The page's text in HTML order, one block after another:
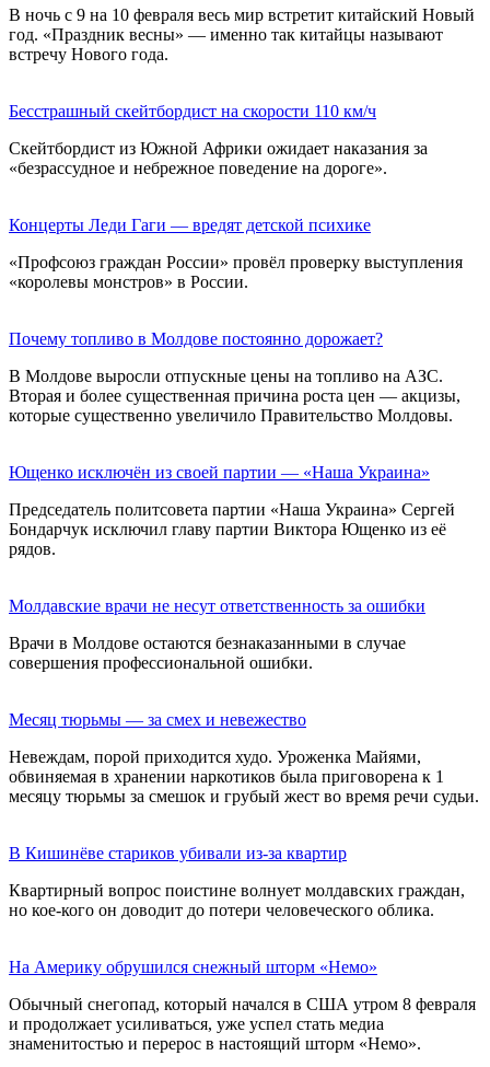
В ночь с 9 на 10 февраля весь мир встретит китайский Новый
год. «Праздник весны» — именно так китайцы называют
встречу Нового года.
Бесстрашный скейтбордист на скорости 110 км/ч
Скейтбордист из Южной Африки ожидает наказания за
«безрассудное и небрежное поведение на дороге».
Концерты Леди Гаги — вредят детской психике
«Профсоюз граждан России» провёл проверку выступления
«королевы монстров» в России.
Почему топливо в Молдове постоянно дорожает?
В Молдове выросли отпускные цены на топливо на АЗС.
Вторая и более существенная причина роста цен — акцизы,
которые существенно увеличило Правительство Молдовы.
Ющенко исключён из своей партии — «Наша Украина»
Председатель политсовета партии «Наша Украина» Сергей
Бондарчук исключил главу партии Виктора Ющенко из её
рядов.
Молдавские врачи не несут ответственность за ошибки
Врачи в Молдове остаются безнаказанными в случае
совершения профессиональной ошибки.
Месяц тюрьмы — за смех и невежество
Невеждам, порой приходится худо. Уроженка Майями,
обвиняемая в хранении наркотиков была приговорена к 1
месяцу тюрьмы за смешок и грубый жест во время речи судьи.
В Кишинёве стариков убивали из-за квартир
Квартирный вопрос поистине волнует молдавских граждан,
но кое-кого он доводит до потери человеческого облика.
На Америку обрушился снежный шторм «Немо»
Обычный снегопад, который начался в США утром 8 февраля
и продолжает усиливаться, уже успел стать медиа
знаменитостью и перерос в настоящий шторм «Немо».